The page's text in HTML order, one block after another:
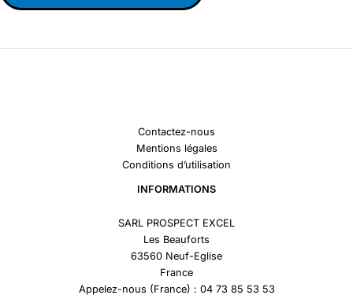
Contactez-nous
Mentions légales
Conditions d’utilisation
INFORMATIONS
SARL PROSPECT EXCEL
Les Beauforts
63560 Neuf-Eglise
France
Appelez-nous (France) : 04 73 85 53 53